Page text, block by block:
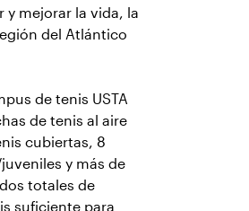
y mejorar la vida, la
del Atlántico
de tenis USTA
de tenis al aire
cubiertas, 8
y más de
totales de
suficiente para